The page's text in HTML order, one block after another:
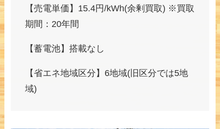
【売電単価】15.4円/kWh(余剰買取) ※買取
期間：20年間
【蓄電池】搭載なし
【省エネ地域区分】6地域(旧区分では5地
域)